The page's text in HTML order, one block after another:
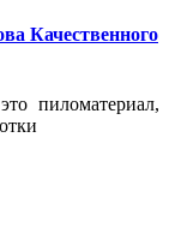
Качественного
пиломатериал,